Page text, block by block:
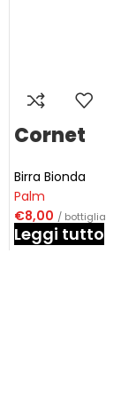
Cornet
Birra Bionda
Palm
€8,00 / bottiglia
Leggi tutto